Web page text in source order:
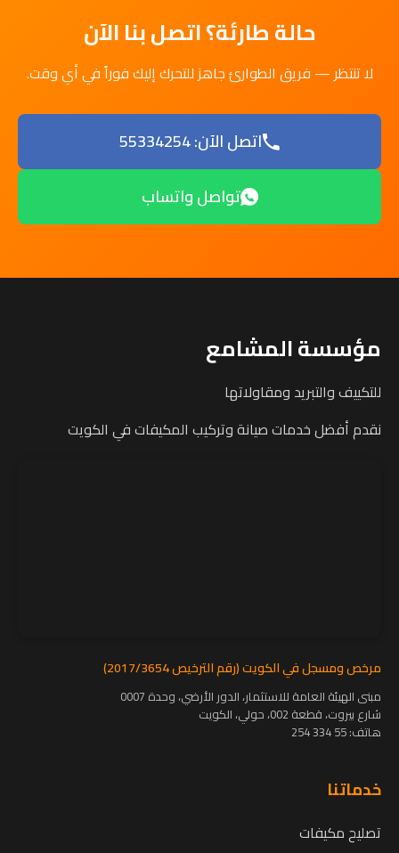
حالة طارئة؟ اتصل بنا الآن
لا تنتظر — فريق الطوارئ جاهز للتحرك إليك فوراً في أي وقت.
اتصل الآن: 55334254
تواصل واتساب
مؤسسة المشامع
للتكييف والتبريد ومقاولاتها
نقدم أفضل خدمات صيانة وتركيب المكيفات في الكويت
مرخص ومسجل في الكويت (رقم الترخيص 2017/3654)
مبنى الهيئة العامة للاستثمار، الدور الأرضي، وحدة 0007
شارع بيروت، قطعة 002، حولي، الكويت
هاتف:55 334 254
خدماتنا
تصليح مكيفات